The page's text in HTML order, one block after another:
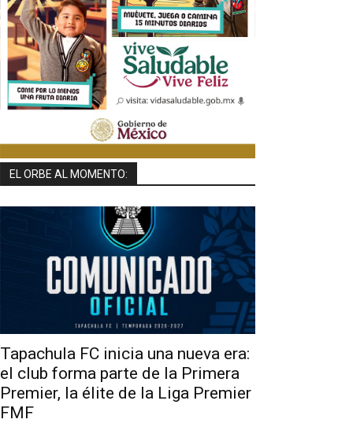
EL ORBE AL MOMENTO:
Tapachula FC inicia una nueva era:
el club forma parte de la Primera
Premier, la élite de la Liga Premier
FMF